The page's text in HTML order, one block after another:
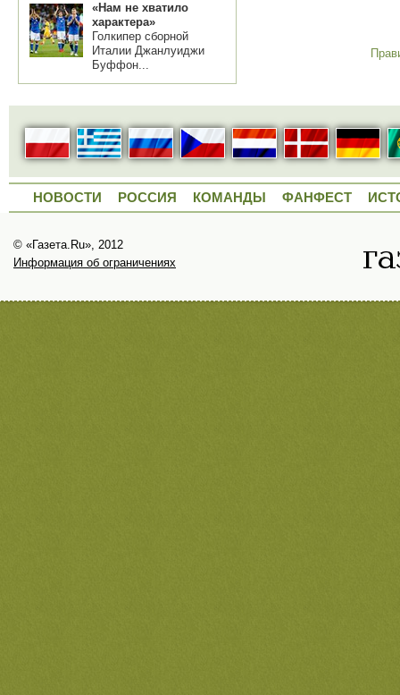
«Нам не хватило
характера»
Голкипер сборной
Италии Джанлуиджи
Буффон...
НОВОСТИ РОССИЯ КОМАНДЫ ФАНФЕСТ
© «Газета.Ru», 2012
Информация об ограничениях